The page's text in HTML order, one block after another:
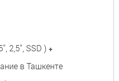
2,5", SSD ) +
в Ташкенте